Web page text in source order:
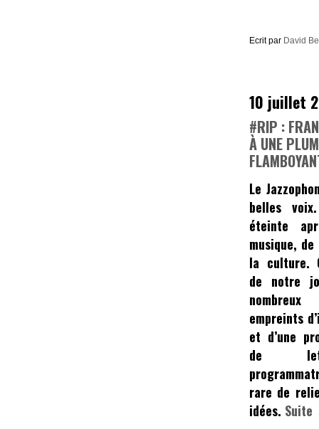
Ecrit par David
10 juillet
#RIP :
À UNE
Le
belles
éteinte
musique,
la culture.
de notre
empreints
et d’une
de
rare de
idées.